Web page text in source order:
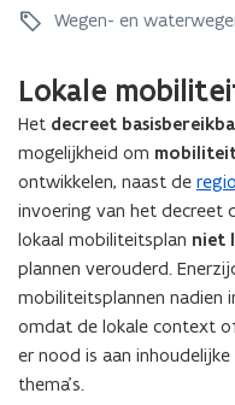
s
t
d
g
i
n
g
e
n
g
i
t
i
t
d
a
g
i
n
g
e
r
e
g
o
t
g
e
r
i
c
h
t
e
v
e
r
k
s
t
g
e
r
i
c
h
t
e
v
e
Wegen- en
Lokale
Het decreet
mogelijkheid om
ontwikkelen, naast de
invoering van het decreet
lokaal mobiliteitsplan niet
plannen verouderd.
mobiliteitsplannen nadien
omdat de lokale context
er nood is aan
thema’s.